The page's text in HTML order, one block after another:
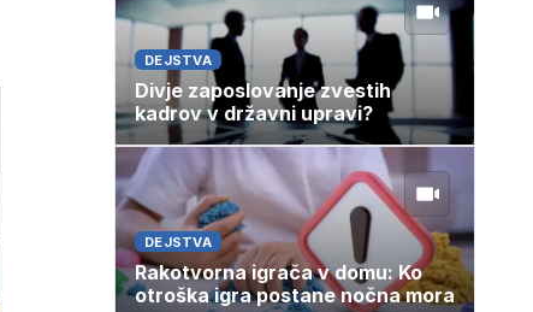
DEJSTVA
Divje zaposlovanje zvestih
kadrov v državni upravi?
DEJSTVA
Rakotvorna igrača v domu: Ko
otroška igra postane nočna mora